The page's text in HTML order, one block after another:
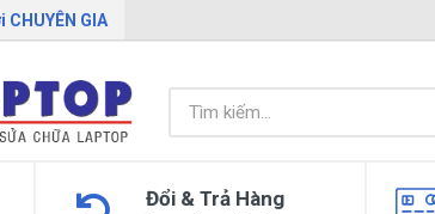
CHUYÊN GIA
Đổi & Trả Hàng